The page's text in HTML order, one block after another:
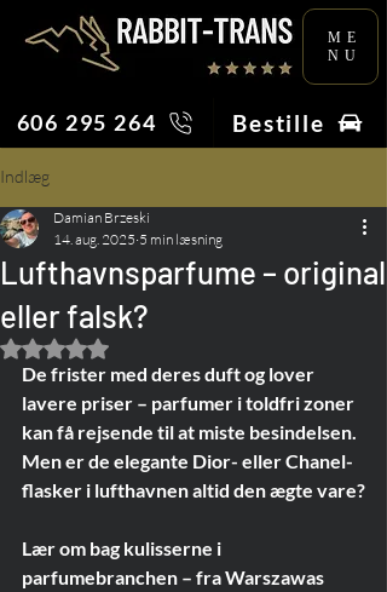
ME
NU
606 295 264 Bestille
Indlæg
Lufthavnsparfume – original
eller falsk?
Damian Brzeski
14. aug. 2025 5 min læsning
Bedømt til NaN ud af 5 stjerner.
De frister med deres duft og lover
lavere priser – parfumer i toldfri zoner
kan få rejsende til at miste besindelsen.
Men er de elegante Dior- eller Chanel-
flasker i lufthavnen altid den ægte vare?
Lær om bag kulisserne i
parfumebranchen – fra Warszawas